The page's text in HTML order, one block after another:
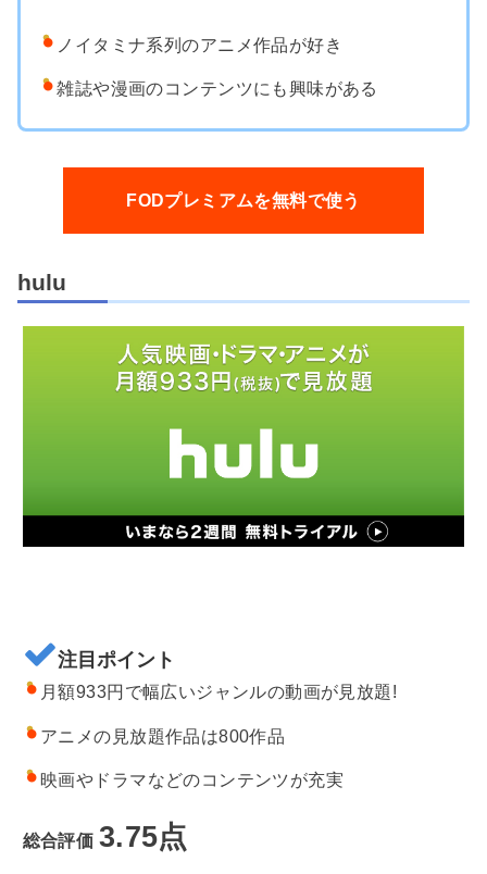
ノイタミナ系列のアニメ作品が好き
雑誌や漫画のコンテンツにも興味がある
FODプレミアムを無料で使う
hulu
注目ポイント
月額933円で幅広いジャンルの動画が見放題!
アニメの見放題作品は800作品
映画やドラマなどのコンテンツが充実
総合評価 3.75点